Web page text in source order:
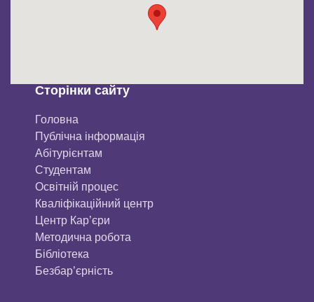
Сторінки сайту
Головна
Публічна інформація
Aбітурієнтaм
Студентам
Освітній процес
Кваліфікаційний центр
Центр Кар’єри
Методична робота
Бібліотека
Безбар’єрність